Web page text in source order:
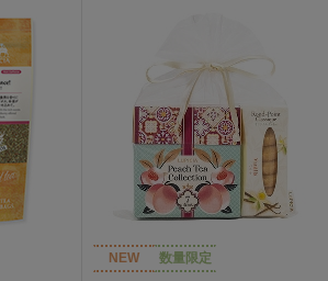
NEW 数量限定